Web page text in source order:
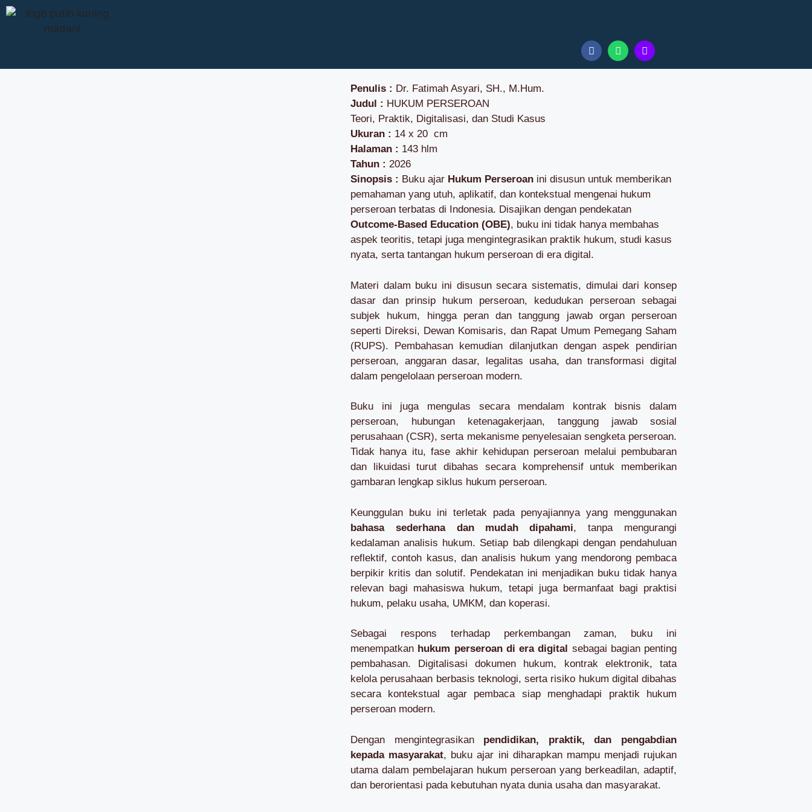
Penulis : Dr. Fatimah Asyari, SH., M.Hum.
Judul : HUKUM PERSEROAN
Teori, Praktik, Digitalisasi, dan Studi Kasus
Ukuran : 14 x 20 cm
Halaman : 143 hlm
Tahun : 2026
Sinopsis : Buku ajar Hukum Perseroan ini disusun untuk memberikan
pemahaman yang utuh, aplikatif, dan kontekstual mengenai hukum
perseroan terbatas di Indonesia. Disajikan dengan pendekatan
Outcome-Based Education (OBE), buku ini tidak hanya membahas
aspek teoritis, tetapi juga mengintegrasikan praktik hukum, studi kasus
nyata, serta tantangan hukum perseroan di era digital.
Materi dalam buku ini disusun secara sistematis, dimulai dari konsep
dasar dan prinsip hukum perseroan, kedudukan perseroan sebagai
subjek hukum, hingga peran dan tanggung jawab organ perseroan
seperti Direksi, Dewan Komisaris, dan Rapat Umum Pemegang Saham
(RUPS). Pembahasan kemudian dilanjutkan dengan aspek pendirian
perseroan, anggaran dasar, legalitas usaha, dan transformasi digital
dalam pengelolaan perseroan modern.
Buku ini juga mengulas secara mendalam kontrak bisnis dalam
perseroan, hubungan ketenagakerjaan, tanggung jawab sosial
perusahaan (CSR), serta mekanisme penyelesaian sengketa perseroan.
Tidak hanya itu, fase akhir kehidupan perseroan melalui pembubaran
dan likuidasi turut dibahas secara komprehensif untuk memberikan
gambaran lengkap siklus hukum perseroan.
Keunggulan buku ini terletak pada penyajiannya yang menggunakan
bahasa sederhana dan mudah dipahami, tanpa mengurangi
kedalaman analisis hukum. Setiap bab dilengkapi dengan pendahuluan
reflektif, contoh kasus, dan analisis hukum yang mendorong pembaca
berpikir kritis dan solutif. Pendekatan ini menjadikan buku tidak hanya
relevan bagi mahasiswa hukum, tetapi juga bermanfaat bagi praktisi
hukum, pelaku usaha, UMKM, dan koperasi.
Sebagai respons terhadap perkembangan zaman, buku ini
menempatkan hukum perseroan di era digital sebagai bagian penting
pembahasan. Digitalisasi dokumen hukum, kontrak elektronik, tata
kelola perusahaan berbasis teknologi, serta risiko hukum digital dibahas
secara kontekstual agar pembaca siap menghadapi praktik hukum
perseroan modern.
Dengan mengintegrasikan pendidikan, praktik, dan pengabdian
kepada masyarakat, buku ajar ini diharapkan mampu menjadi rujukan
utama dalam pembelajaran hukum perseroan yang berkeadilan, adaptif,
dan berorientasi pada kebutuhan nyata dunia usaha dan masyarakat.